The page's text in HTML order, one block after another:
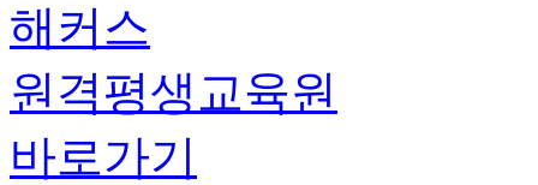
해커스
원격평생교육원
바로가기